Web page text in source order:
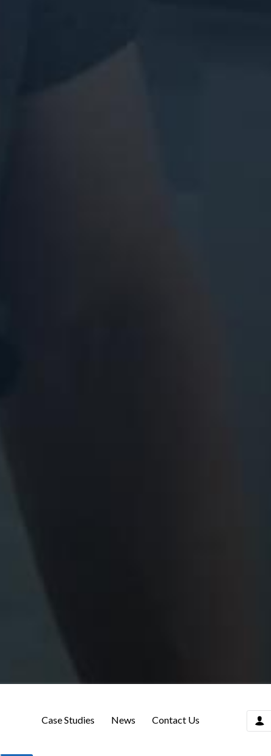
Case Studies News Contact Us